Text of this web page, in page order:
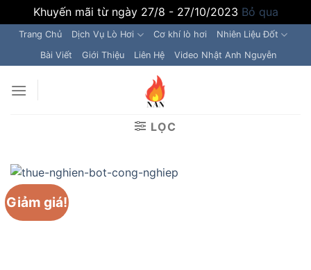
Khuyến mãi từ ngày 27/8 - 27/10/2023 Bỏ qua
Chuyển
nội
dung
Trang Chủ Dịch Vụ Lò Hơi Cơ khí lò hơi
Nhiên Liệu Đốt
Bài Viết
Giới Thiệu Liên Hệ Video Nhật Anh Nguyễn
LỌC
Giảm giá!